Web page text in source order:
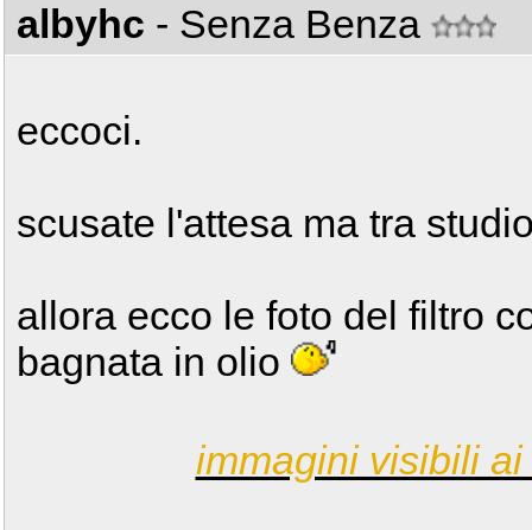
albyhc - Senza Benza
eccoci.
scusate l'attesa ma tra
allora ecco le foto del filtro
bagnata in olio
immagini visibili